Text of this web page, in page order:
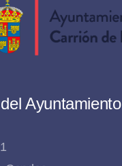
Ayuntamiento